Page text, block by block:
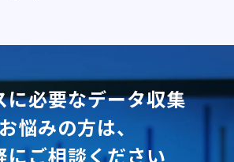
に必要なデータ収集
悩みの方は、
にご相談ください